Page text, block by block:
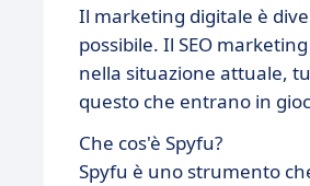
Il marketing digitale è
possibile. Il SEO
nella situazione attuale,
questo che entrano in
Che cos'è Spyfu?
Spyfu è uno strumento